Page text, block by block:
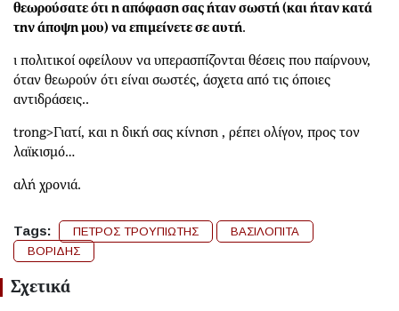
θεωρούσατε ότι η απόφαση σας ήταν σωστή (και ήταν κατά
την άποψη μου) να επιμείνετε σε αυτή.
ι πολιτικοί οφείλουν να υπερασπίζονται θέσεις που παίρνουν,
όταν θεωρούν ότι είναι σωστές, άσχετα από τις όποιες
αντιδράσεις..
trong>Γιατί, και η δική σας κίνηση , ρέπει ολίγον, προς τον
λαϊκισμό…
αλή χρονιά.
Tags: ΠΕΤΡΟΣ ΤΡΟΥΠΙΩΤΗΣ
ΒΑΣΙΛΟΠΙΤΑ
ΒΟΡΙΔΗΣ
Σχετικά